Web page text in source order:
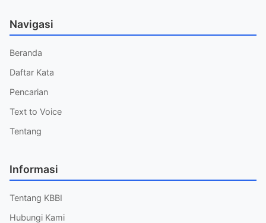
Navigasi
Beranda
Daftar Kata
Pencarian
Text to Voice
Tentang
Informasi
Tentang KBBI
Hubungi Kami